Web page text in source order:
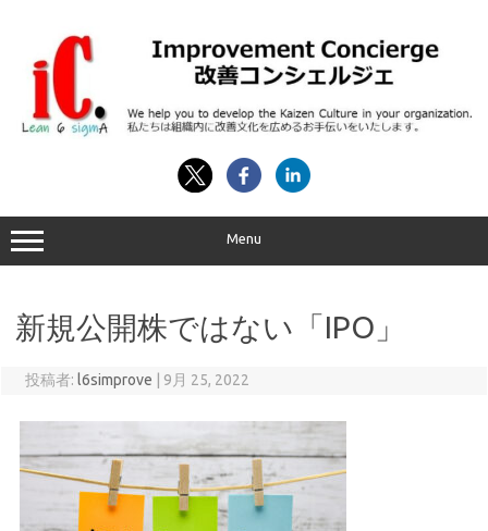
Menu
新規公開株ではない「IPO」
投稿者: l6simprove 9月 25, 2022